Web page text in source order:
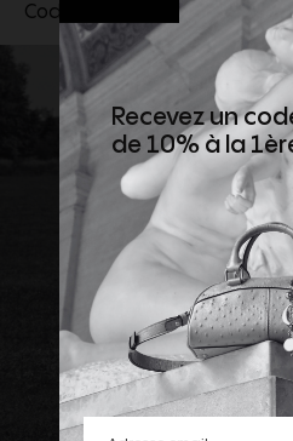
Code produit :
Recevez un
de 10% à la